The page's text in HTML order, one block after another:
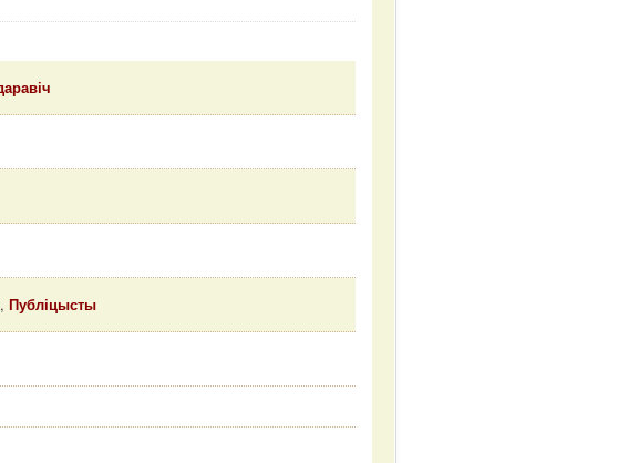
,Публіцысты